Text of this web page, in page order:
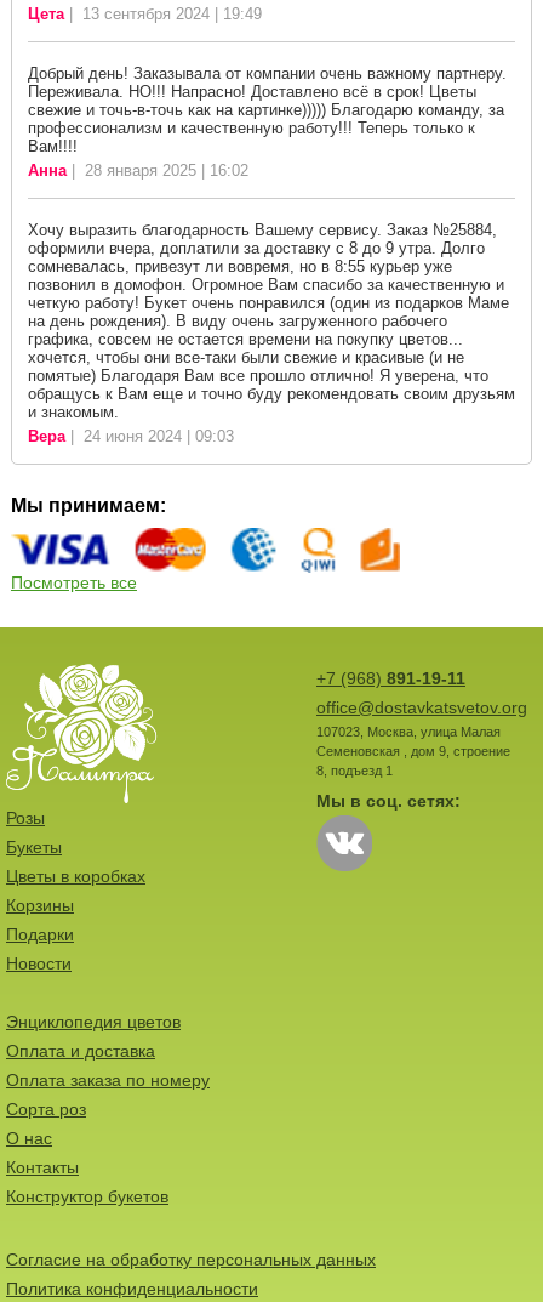
Цета| 13 сентября 2024 | 19:49
Добрый день! Заказывала от компании очень важному партнеру.
Переживала. НО!!! Напрасно! Доставлено всё в срок! Цветы
свежие и точь-в-точь как на картинке))))) Благодарю команду, за
профессионализм и качественную работу!!! Теперь только к
Вам!!!!
Анна| 28 января 2025 | 16:02
Хочу выразить благодарность Вашему сервису. Заказ №25884,
оформили вчера, доплатили за доставку с 8 до 9 утра. Долго
сомневалась, привезут ли вовремя, но в 8:55 курьер уже
позвонил в домофон. Огромное Вам спасибо за качественную и
четкую работу! Букет очень понравился (один из подарков Маме
на день рождения). В виду очень загруженного рабочего
графика, совсем не остается времени на покупку цветов...
хочется, чтобы они все-таки были свежие и красивые (и не
помятые) Благодаря Вам все прошло отлично! Я уверена, что
обращусь к Вам еще и точно буду рекомендовать своим друзьям
и знакомым.
Вера| 24 июня 2024 | 09:03
Мы принимаем:
Посмотреть все
+7 (968) 891-19-11
office@dostavkatsvetov.org
107023, Москва, улица Малая
Семеновская , дом 9, строение
8, подъезд 1
Мы в соц. сетях:
Розы
Букеты
Цветы в коробках
Корзины
Подарки
Новости
Энциклопедия цветов
Оплата и доставка
Оплата заказа по номеру
Сорта роз
О нас
Контакты
Конструктор букетов
Согласие на обработку персональных данных
Политика конфиденциальности